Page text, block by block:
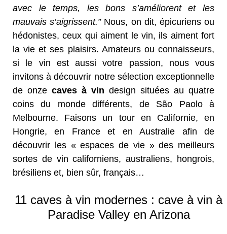
avec le temps, les bons s’améliorent et les
mauvais s’aigrissent.”Nous, on dit, épicuriens ou
hédonistes, ceux qui aiment le vin, ils aiment fort
la vie et ses plaisirs. Amateurs ou connaisseurs,
si le vin est aussi votre passion, nous vous
invitons à découvrir notre sélection exceptionnelle
de onze caves à vin design situées au quatre
coins du monde différents, de São Paolo à
Melbourne. Faisons un tour en Californie, en
Hongrie, en France et en Australie afin de
découvrir les « espaces de vie » des meilleurs
sortes de vin californiens, australiens, hongrois,
brésiliens et, bien sûr, français…
11 caves à vin modernes : cave à vin à
Paradise Valley en Arizona